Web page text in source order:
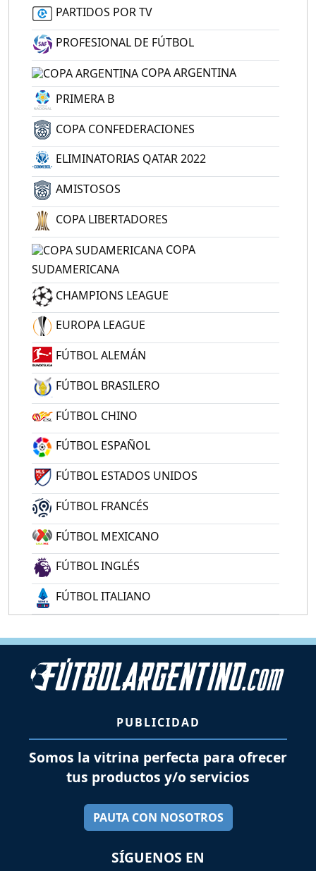
PARTIDOS POR TV
PROFESIONAL DE FÚTBOL
COPA ARGENTINA
PRIMERA B
COPA CONFEDERACIONES
ELIMINATORIAS QATAR 2022
AMISTOSOS
COPA LIBERTADORES
COPA
SUDAMERICANA
CHAMPIONS LEAGUE
EUROPA LEAGUE
FÚTBOL ALEMÁN
FÚTBOL BRASILERO
FÚTBOL CHINO
FÚTBOL ESPAÑOL
FÚTBOL ESTADOS UNIDOS
FÚTBOL FRANCÉS
FÚTBOL MEXICANO
FÚTBOL INGLÉS
FÚTBOL ITALIANO
PUBLICIDAD
Somos la vitrina perfecta para ofrecer
tus productos y/o servicios
PAUTA CON NOSOTROS
SÍGUENOS EN